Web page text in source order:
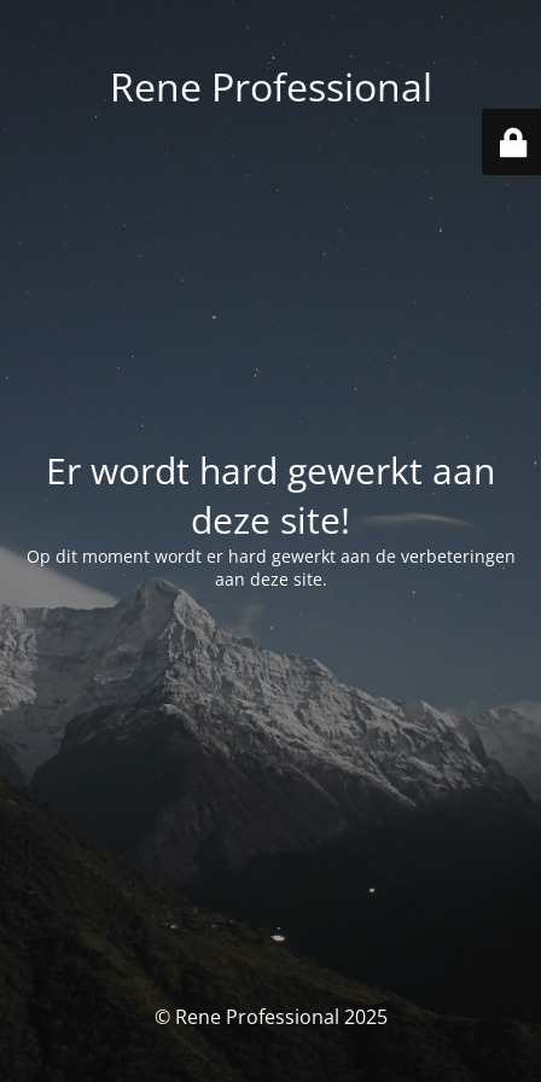
Rene Professional
Er wordt hard gewerkt aan
deze site!
Op dit moment wordt er hard gewerkt aan de verbeteringen
aan deze site.
© Rene Professional 2025